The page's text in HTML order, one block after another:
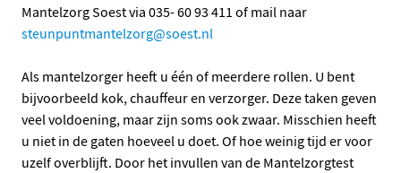
Mantelzorg Soest via 035- 60 93 411 of mail naar
steunpuntmantelzorg@soest.nl
Als mantelzorger heeft u één of meerdere rollen. U bent
bijvoorbeeld kok, chauffeur en verzorger. Deze taken geven
veel voldoening, maar zijn soms ook zwaar. Misschien heeft
u niet in de gaten hoeveel u doet. Of hoe weinig tijd er voor
uzelf overblijft. Door het invullen van de Mantelzorgtest